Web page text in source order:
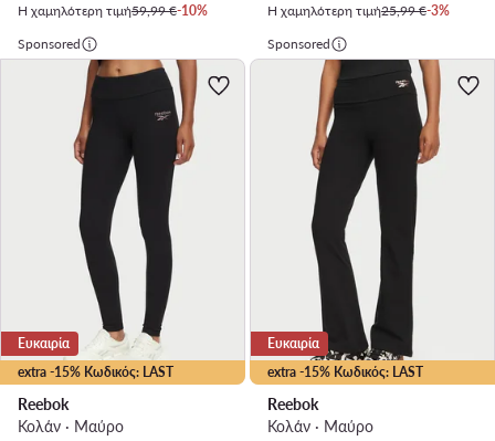
Η χαμηλότερη τιμή59,99 €-10%
Η χαμηλότερη τιμή25,99 €-3%
Sponsored
extra -15% Κωδικός: LAST
Ευκαιρία
Reebok
Κολάν · Μαύρο
Sponsored
extra -15% Κωδικός: LAST
Ευκαιρία
Reebok
Κολάν · Μαύρο